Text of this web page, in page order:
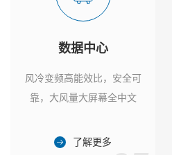
数据中心
风冷变频高能效比，安全可
靠，大风量大屏幕全中文
了解更多